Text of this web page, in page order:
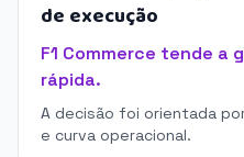
de execução
F1 Commerce tende a
rápida.
A decisão foi orientada
e curva operacional.